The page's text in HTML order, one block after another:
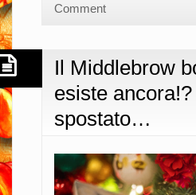
Comment
Il Middlebrow
esiste
spostato…